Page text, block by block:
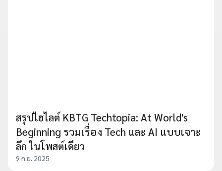
สรุปไฮไลต์ KBTG Techtopia: At World's
Beginning รวมเรื่อง Tech และ AI แบบเจาะ
ลึก ในโพสต์เดียว
9 ก.ย. 2025